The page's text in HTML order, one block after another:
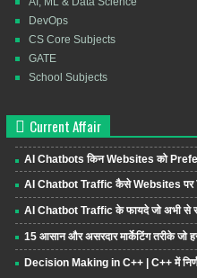
DevOps
CS Core Subjects
GATE
School Subjects
Current Affair
AI Chatbots किन Websites को
AI Chatbot Traffic कैसे Websites पर
AI Chatbot Traffic के फायदे जो अभी से
15 आसान और असरदार मार्केटिंग तरीके जो
Decision Making in C++ | C++ में